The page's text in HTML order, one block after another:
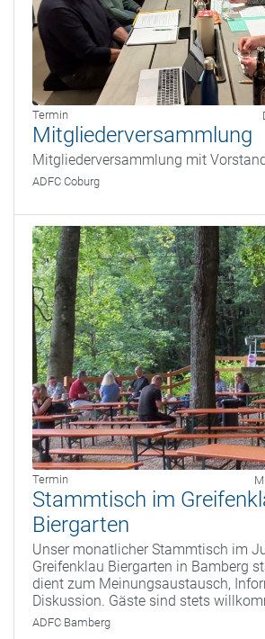
Termin
Mitgliederversammlung
Mitgliederversammlung mit
ADFC Coburg
Termin
Stammtisch im
Biergarten
Unser monatlicher Stammtisch im
Greifenklau Biergarten in Bamberg
dient zum Meinungsaustausch,
Diskussion. Gäste sind stets
ADFC Bamberg